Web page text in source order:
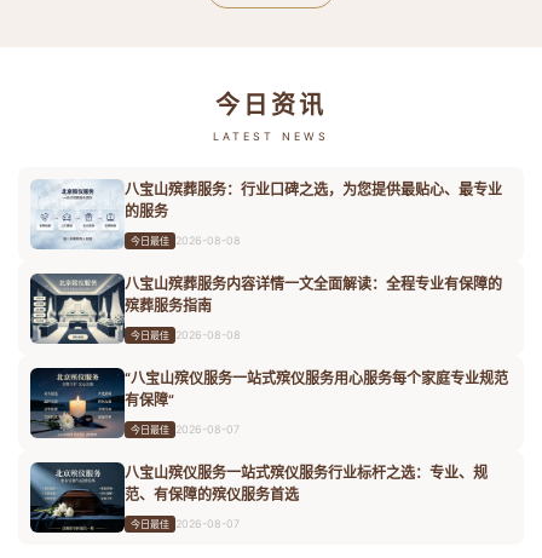
今日资讯
LATEST NEWS
八宝山殡葬服务：行业口碑之选，为您提供最贴心、最专业
的服务
今日最佳 2026-08-08
八宝山殡葬服务内容详情一文全面解读：全程专业有保障的
殡葬服务指南
今日最佳 2026-08-08
“八宝山殡仪服务一站式殡仪服务用心服务每个家庭专业规范
有保障”
今日最佳 2026-08-07
八宝山殡仪服务一站式殡仪服务行业标杆之选：专业、规
范、有保障的殡仪服务首选
今日最佳 2026-08-07